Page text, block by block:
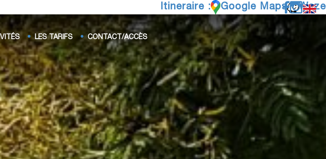
Itineraire : Google Maps Waze
LES TARIFS CONTACT/ACCÈS